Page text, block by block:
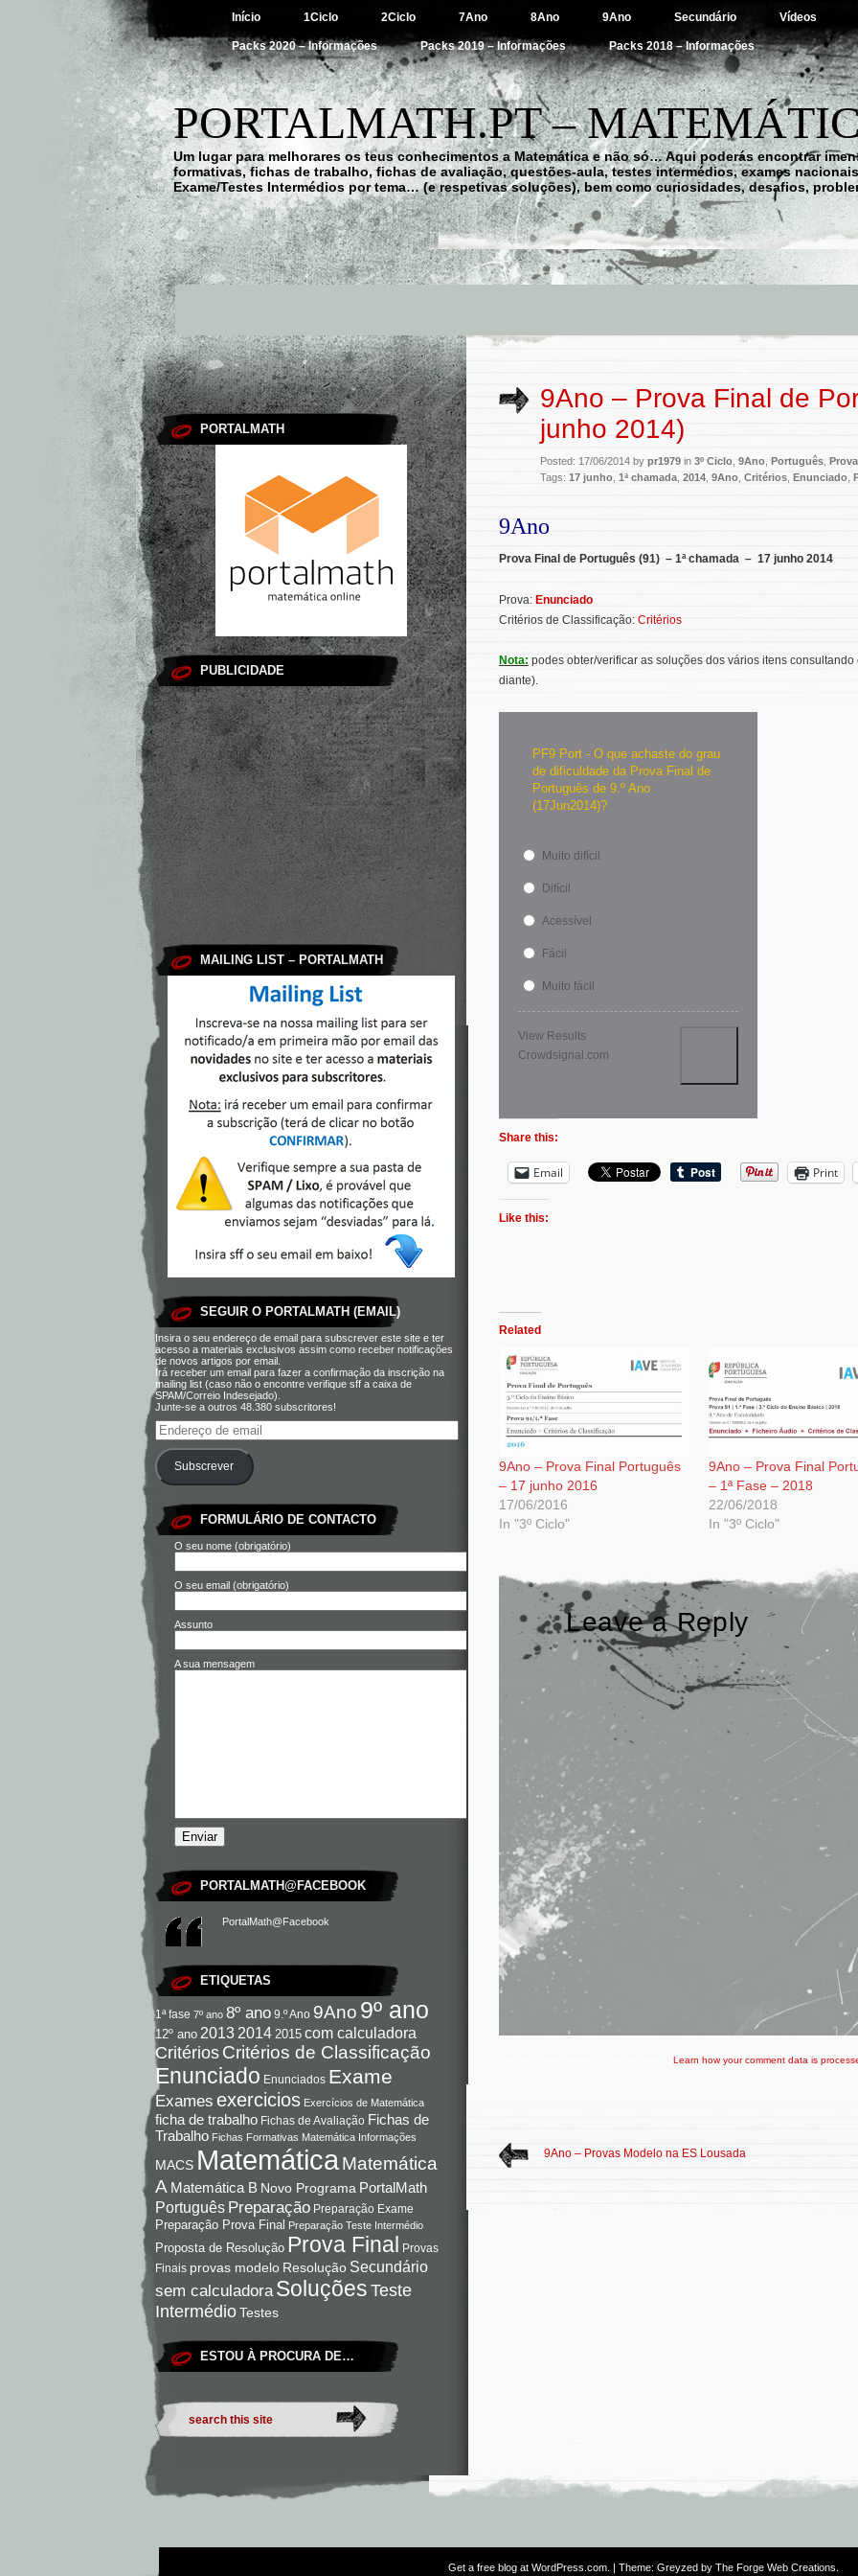
Início 1Ciclo 2Ciclo 7Ano 8Ano 9Ano Secundário Vídeos
Packs 2020 – Informações Packs 2019 – Informações Packs 2018 – Informações
PORTALMATH.PT –
Um lugar para melhorares os teus conhecimentos a Matemática e não só… Aqui poderás encontrar
formativas, fichas de trabalho, fichas de avaliação, questões-aula, testes intermédios, exames
Exame/Testes Intermédios por tema… (e respetivas soluções), bem como curiosidades, desafios,
PORTALMATH
PUBLICIDADE
MAILING LIST – PORTALMATH
SEGUIR O PORTALMATH (EMAIL)
Insira o seu endereço de email para subscrever este site e ter
acesso a materiais exclusivos assim como receber notificações
de novos artigos por email.
Irá receber um email para fazer a confirmação da inscrição na
mailing list (caso não o encontre verifique sff a caixa de
SPAM/Correio Indesejado).
Junte-se a outros 48.380 subscritores!
Subscrever
FORMULÁRIO DE CONTACTO
O seu nome (obrigatório)
O seu email (obrigatório)
Assunto
A sua mensagem
PORTALMATH@FACEBOOK
PortalMath@Facebook
ETIQUETAS
1ª fase 7º ano 8º ano 9.º Ano 9Ano 9º ano
12º ano 2013 2014 2015 com calculadora
Critérios Critérios de Classificação
Enunciado Enunciados Exame
Exames exercicios Exercícios de Matemática
ficha de trabalho Fichas de Avaliação Fichas de
Trabalho Fichas Formativas Matemática Informações
MACS Matemática Matemática
A Matemática B Novo Programa PortalMath
Português Preparação Preparação Exame
Preparação Prova Final Preparação Teste Intermédio
Proposta de Resolução Prova Final Provas
Finais provas modelo Resolução Secundário
sem calculadora Soluções Teste
IntermédioTestes
ESTOU À PROCURA DE…
9Ano – Prova Final de
junho 2014)
Posted: 17/06/2014 by pr1979 in 3º Ciclo 9Ano Português
Tags: 17 junho 1ª chamada 2014 9Ano Critérios Enunciado
9Ano
Prova Final de Português (91) – 1ª chamada – 17 junho 2014
Prova: Enunciado
Critérios de Classificação: Critérios
Nota: podes obter/verificar as soluções dos vários itens
diante).
PF9 Port - O que achaste do grau
de dificuldade da Prova Final de
Português de 9.º Ano
(17Jun2014)?
Muito difícil
Difícil
Acessível
Fácil
Muito fácil
View Results
Crowdsignal.com
Share this:
Email Print
Like this:
Related
9Ano – Prova Final Português
– 17 junho 2016
17/06/2016
In "3º Ciclo"
9Ano – Prova Final
– 1ª Fase – 2018
22/06/2018
In "3º Ciclo"
Leave a Reply
Learn how your comment data is
9Ano – Provas Modelo na ES Lousada
Get a free blog at WordPress.com . | Theme: Greyzed by The Forge Web Creations